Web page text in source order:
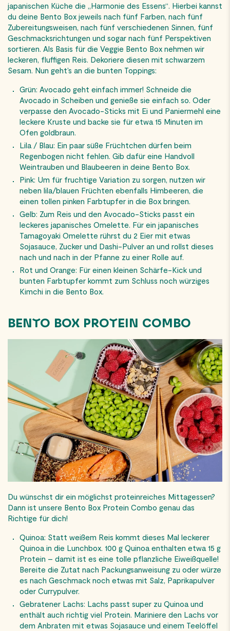
japanischen Küche die „Harmonie des Essens“. Hierbei kannst
du deine Bento Box jeweils nach fünf Farben, nach fünf
Zubereitungsweisen, nach fünf verschiedenen Sinnen, fünf
Geschmacksrichtungen und sogar nach fünf Perspektiven
sortieren. Als Basis für die Veggie Bento Box nehmen wir
leckeren, fluffigen Reis. Dekoriere diesen mit schwarzem
Sesam. Nun geht’s an die bunten Toppings:
Grün: Avocado geht einfach immer! Schneide die
Avocado in Scheiben und genieße sie einfach so. Oder
verpasse den Avocado-Sticks mit Ei und Paniermehl eine
leckere Kruste und backe sie für etwa 15 Minuten im
Ofen goldbraun.
Lila / Blau: Ein paar süße Früchtchen dürfen beim
Regenbogen nicht fehlen. Gib dafür eine Handvoll
Weintrauben und Blaubeeren in deine Bento Box.
Pink: Um für fruchtige Variation zu sorgen, nutzen wir
neben lila/blauen Früchten ebenfalls Himbeeren, die
einen tollen pinken Farbtupfer in die Box bringen.
Gelb: Zum Reis und den Avocado-Sticks passt ein
leckeres japanisches Omelette. Für ein japanisches
Tamagoyaki Omelette rührst du 2 Eier mit etwas
Sojasauce, Zucker und Dashi-Pulver an und rollst dieses
nach und nach in der Pfanne zu einer Rolle auf.
Rot und Orange: Für einen kleinen Schärfe-Kick und
bunten Farbtupfer kommt zum Schluss noch würziges
Kimchi in die Bento Box.
BENTO BOX PROTEIN COMBO
Du wünschst dir ein möglichst proteinreiches Mittagessen?
Dann ist unsere Bento Box Protein Combo genau das
Richtige für dich!
Quinoa: Statt weißem Reis kommt dieses Mal leckerer
Quinoa in die Lunchbox. 100 g Quinoa enthalten etwa 15 g
Protein – damit ist es eine tolle pflanzliche Eiweißquelle!
Bereite die Zutat nach Packungsanweisung zu oder würze
es nach Geschmack noch etwas mit Salz, Paprikapulver
oder Currypulver.
Gebratener Lachs: Lachs passt super zu Quinoa und
enthält auch richtig viel Protein. Mariniere den Lachs vor
dem Anbraten mit etwas Sojasauce und einem Teelöffel